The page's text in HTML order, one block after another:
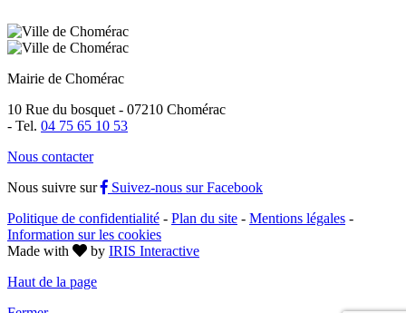
Mairie de Chomérac
10 Rue du bosquet - 07210 Chomérac
- Tel. 04 75 65 10 53
Nous contacter
Nous suivre sur
Suivez-nous sur Facebook
Politique de confidentialité - Plan du site - Mentions légales -
Information sur les cookies
Made with
by IRIS Interactive
Haut de la page